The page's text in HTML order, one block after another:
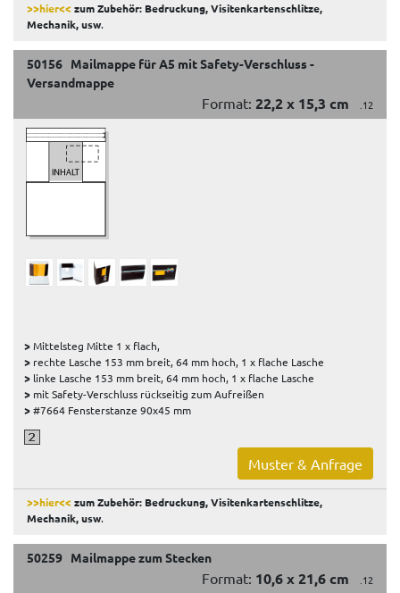
>>hier<<zum Zubehör: Bedruckung, Visitenkartenschlitze,
Mechanik, usw.
50156 Mailmappe für A5 mit Safety-Verschluss -
Versandmappe
Format: 22,2 x 15,3 cm .12
>Mittelsteg Mitte 1 x flach,
> rechte Lasche 153 mm breit, 64 mm hoch, 1 x flache Lasche
> linke Lasche 153 mm breit, 64 mm hoch, 1 x flache Lasche
> mit Safety-Verschluss rückseitig zum Aufreißen
>#7664 Fensterstanze 90x45 mm
Muster & Anfrage
>>hier<<zum Zubehör: Bedruckung, Visitenkartenschlitze,
Mechanik, usw.
50259 Mailmappe zum Stecken
Format: 10,6 x 21,6 cm .12